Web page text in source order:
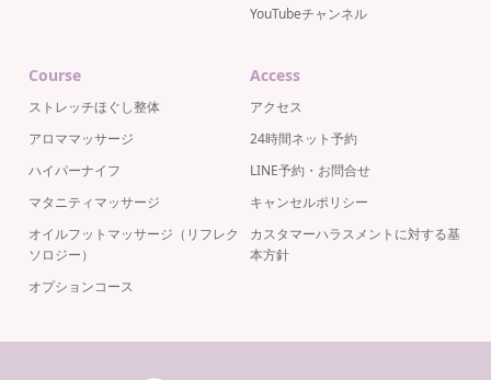
YouTubeチャンネル
Course
ストレッチほぐし整体
アロママッサージ
ハイパーナイフ
マタニティマッサージ
オイルフットマッサージ（リフレク
ソロジー）
オプションコース
Access
アクセス
24時間ネット予約
LINE予約・お問合せ
キャンセルポリシー
カスタマーハラスメントに対する基
本方針